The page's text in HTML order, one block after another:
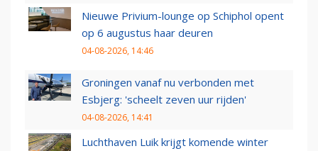
Nieuwe Privium-lounge op Schiphol opent
op 6 augustus haar deuren
04-08-2026, 14:46
Groningen vanaf nu verbonden met
Esbjerg: 'scheelt zeven uur rijden'
04-08-2026, 14:41
Luchthaven Luik krijgt komende winter